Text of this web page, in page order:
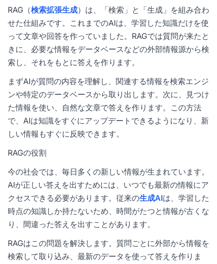
RAG（検索拡張生成）は、「検索」と「生成」を組み合わ
せた仕組みです。これまでのAIは、学習した知識だけを使
って文章や回答を作っていました。RAGでは質問が来たと
きに、必要な情報をデータベースなどの外部情報源から検
索し、それをもとに答えを作ります。
まずAIが質問の内容を理解し、関連する情報を検索エンジ
ンや特定のデータベースから取り出します。次に、見つけ
た情報を使い、自然な文章で答えを作ります。この方法
で、AIは知識をすぐにアップデートできるようになり、新
しい情報もすぐに反映できます。
RAGの役割
今の社会では、毎日多くの新しい情報が生まれています。
AIが正しい答えを出すためには、いつでも最新の情報にア
クセスできる必要があります。従来の生成AIは、学習した
時点の知識しか持たないため、時間がたつと情報が古くな
り、間違った答えを出すことがあります。
RAGはこの問題を解決します。質問ごとに外部から情報を
検索して取り込み、最新のデータを使って答えを作りま